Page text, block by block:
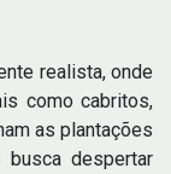
realista, onde
como cabritos,
as plantações
busca despertar